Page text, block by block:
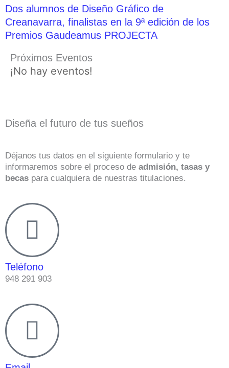
Dos alumnos de Diseño Gráfico de
Creanavarra, finalistas en la 9ª edición de los
Premios Gaudeamus PROJECTA
Próximos Eventos
¡No hay eventos!
Diseña el futuro de tus sueños
Déjanos tus datos en el siguiente formulario y te
informaremos sobre el proceso de admisión, tasas y
becas para cualquiera de nuestras titulaciones.
Teléfono
948 291 903